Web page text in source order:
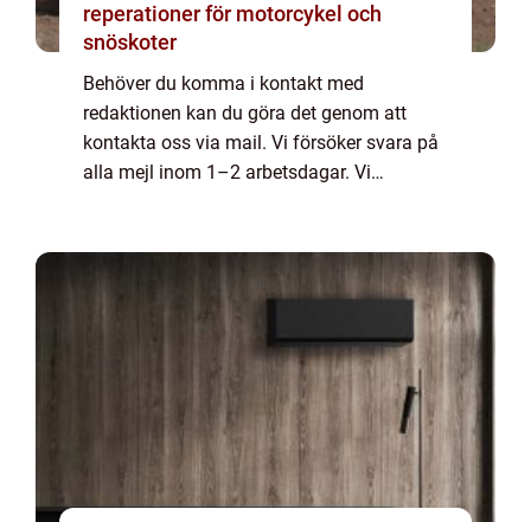
reperationer för motorcykel och
snöskoter
Behöver du komma i kontakt med
redaktionen kan du göra det genom att
kontakta oss via mail. Vi försöker svara på
alla mejl inom 1–2 arbetsdagar. Vi